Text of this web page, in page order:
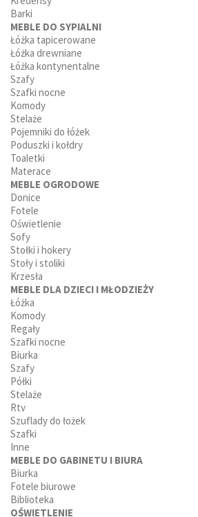
Barki
MEBLE DO SYPIALNI
Łóżka tapicerowane
Łóżka drewniane
Łóżka kontynentalne
Szafy
Szafki nocne
Komody
Stelaże
Pojemniki do łóżek
Poduszki i kołdry
Toaletki
Materace
MEBLE OGRODOWE
Donice
Fotele
Oświetlenie
Sofy
Stołki i hokery
Stoły i stoliki
Krzesła
MEBLE DLA DZIECI I MŁODZIEŻY
Łóżka
Komody
Regały
Szafki nocne
Biurka
Szafy
Półki
Stelaże
Rtv
Szuflady do łożek
Szafki
Inne
MEBLE DO GABINETU I BIURA
Biurka
Fotele biurowe
Biblioteka
OŚWIETLENIE